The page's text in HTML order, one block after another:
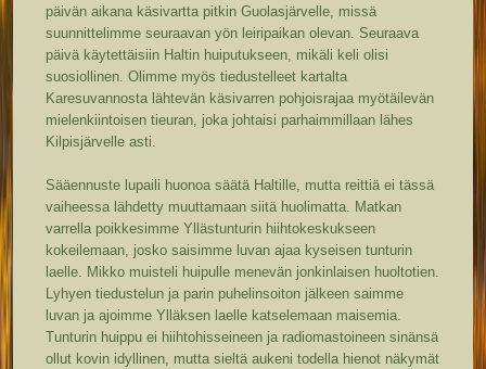
päivän aikana käsivartta pitkin Guolasjärvelle, missä
suunnittelimme seuraavan yön leiripaikan olevan. Seuraava
päivä käytettäisiin Haltin huiputukseen, mikäli keli olisi
suosiollinen. Olimme myös tiedustelleet kartalta
Karesuvannosta lähtevän käsivarren pohjoisrajaa myötäilevän
mielenkiintoisen tieuran, joka johtaisi parhaimmillaan lähes
Kilpisjärvelle asti.
Sääennuste lupaili huonoa säätä Haltille, mutta reittiä ei tässä
vaiheessa lähdetty muuttamaan siitä huolimatta. Matkan
varrella poikkesimme Yllästunturin hiihtokeskukseen
kokeilemaan, josko saisimme luvan ajaa kyseisen tunturin
laelle. Mikko muisteli huipulle menevän jonkinlaisen huoltotien.
Lyhyen tiedustelun ja parin puhelinsoiton jälkeen saimme
luvan ja ajoimme Ylläksen laelle katselemaan maisemia.
Tunturin huippu ei hiihtohisseineen ja radiomastoineen sinänsä
ollut kovin idyllinen, mutta sieltä aukeni todella hienot näkymät